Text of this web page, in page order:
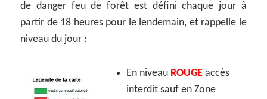
de danger feu de forêt est défini chaque jour à
partir de 18 heures pour le lendemain, et rappelle le
niveau du jour :
En niveau ROUGE accès
interdit sauf en Zone